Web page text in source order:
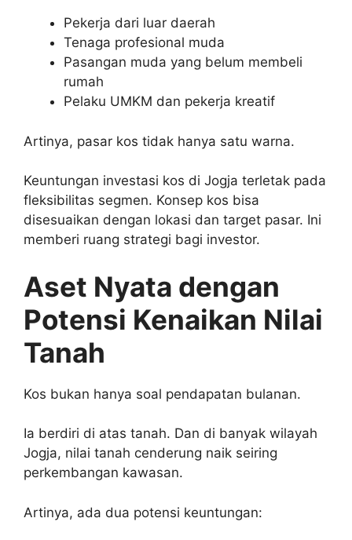
Pekerja dari luar daerah
Tenaga profesional muda
Pasangan muda yang belum membeli
rumah
Pelaku UMKM dan pekerja kreatif
Artinya, pasar kos tidak hanya satu warna.
Keuntungan investasi kos di Jogja terletak pada
fleksibilitas segmen. Konsep kos bisa
disesuaikan dengan lokasi dan target pasar. Ini
memberi ruang strategi bagi investor.
Aset Nyata dengan
Potensi Kenaikan Nilai
Tanah
Kos bukan hanya soal pendapatan bulanan.
Ia berdiri di atas tanah. Dan di banyak wilayah
Jogja, nilai tanah cenderung naik seiring
perkembangan kawasan.
Artinya, ada dua potensi keuntungan: